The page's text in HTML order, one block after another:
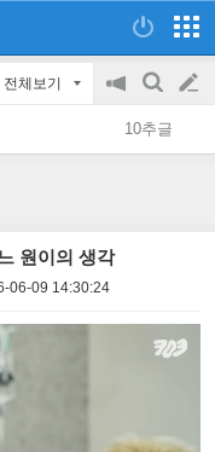
전체보기
공
지
on/off
검
색
글
쓰
10추글
원이의 생각
06-09 14:30:24